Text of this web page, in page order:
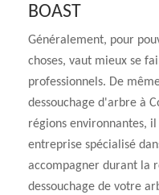
BOAST
Généralement, pour
choses, vaut mieux se
professionnels. De
dessouchage d'arbre à
régions environnantes,
entreprise spécialisé
accompagner durant la
dessouchage de votre